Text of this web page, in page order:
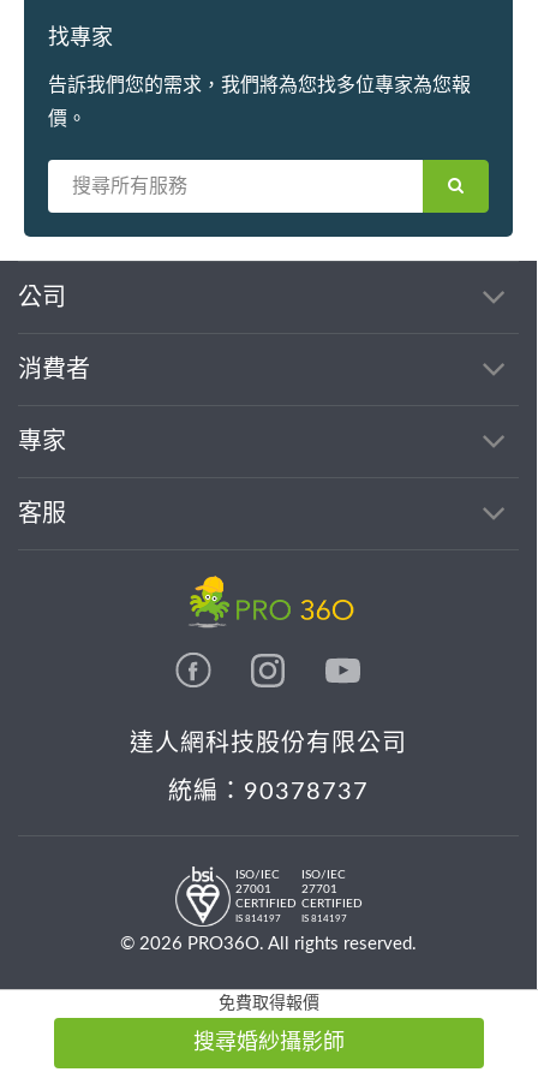
找專家
告訴我們您的需求，我們將為您找多位專家為您報
價。
公司
消費者
專家
客服
達人網科技股份有限公司
統編：90378737
ISO/IEC
27001
CERTIFIED
IS 814197
ISO/IEC
27701
CERTIFIED
IS 814197
© 2026 PRO36O. All rights reserved.
免費取得報價
搜尋婚紗攝影師
繼續完成